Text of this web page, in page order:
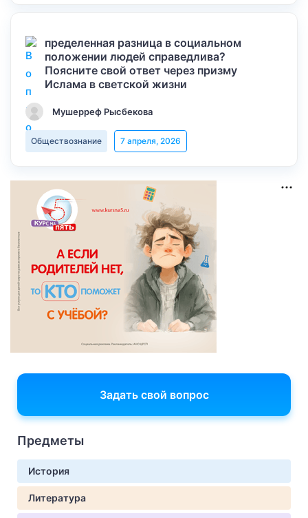
пределенная разница в социальном
положении людей справедлива?
Поясните свой ответ через призму
Ислама в светской жизни
Мушерреф Рысбекова
Обществознание 7 апреля, 2026
Задать свой вопрос
Предметы
История
Литература